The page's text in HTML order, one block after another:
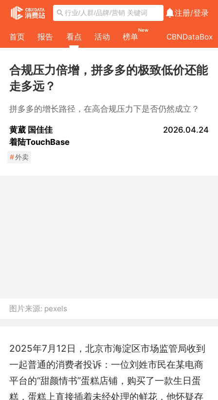
注册/登录
首页 报告 看点 活动 榜单
New
CBNDataBox
合规压力倍增，拼多多的极致低价还能
走多远？
拼多多的增长路径，在高合规压力下是否仍然成立？
黄葳 国佳佳
着陆TouchBase
2026.04.24
#外卖
图片来源: pexels
2025年7月12日，北京市海淀区市场监管局收到
一起普通的消费者投诉：一位刘姓市民在某电商
平台的“甜颜情书”蛋糕店铺，购买了一款生日蛋
糕，蛋糕上直接插着未经处理的鲜花，他怀疑存